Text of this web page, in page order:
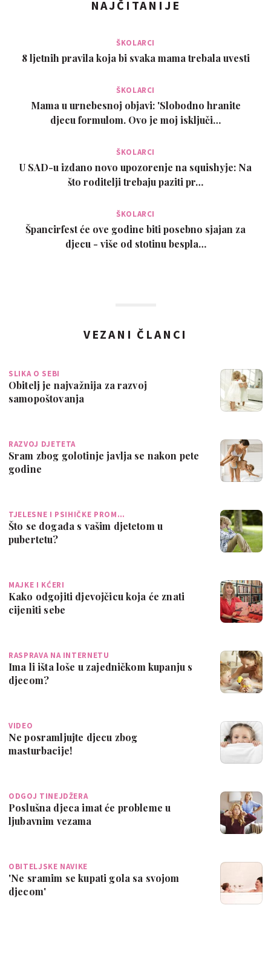
NAJČITANIJE
ŠKOLARCI
8 ljetnih pravila koja bi svaka mama trebala uvesti
ŠKOLARCI
Mama u urnebesnoj objavi: 'Slobodno hranite
djecu formulom. Ovo je moj isključi…
ŠKOLARCI
U SAD-u izdano novo upozorenje na squishyje: Na
što roditelji trebaju paziti pr…
ŠKOLARCI
Špancirfest će ove godine biti posebno sjajan za
djecu - više od stotinu bespla…
VEZANI ČLANCI
SLIKA O SEBI
Obitelj je najvažnija za razvoj
samopoštovanja
RAZVOJ DJETETA
Sram zbog golotinje javlja se nakon pete
godine
TJELESNE I PSIHIČKE PROM…
Što se događa s vašim djetetom u
pubertetu?
MAJKE I KĆERI
Kako odgojiti djevojčicu koja će znati
cijeniti sebe
RASPRAVA NA INTERNETU
Ima li išta loše u zajedničkom kupanju s
djecom?
VIDEO
Ne posramljujte djecu zbog
masturbacije!
ODGOJ TINEJDŽERA
Poslušna djeca imat će probleme u
ljubavnim vezama
OBITELJSKE NAVIKE
'Ne sramim se kupati gola sa svojom
djecom'